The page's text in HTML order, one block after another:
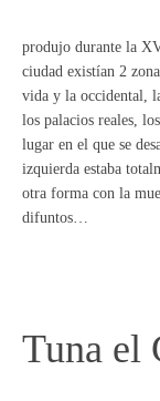
produjo durante la
ciudad existían 2
vida y la occidental,
los palacios reales,
lugar en el que se
izquierda estaba
otra forma con la
difuntos…
Tuna el